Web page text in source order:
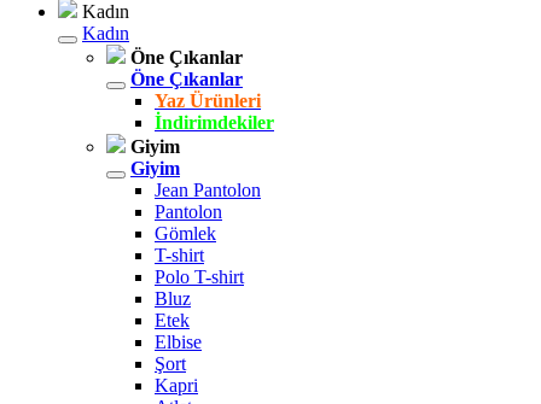
Kadın
Kadın
Öne Çıkanlar
Öne Çıkanlar
Yaz Ürünleri
İndirimdekiler
Giyim
Giyim
Jean Pantolon
Pantolon
Gömlek
T-shirt
Polo T-shirt
Bluz
Etek
Elbise
Şort
Kapri